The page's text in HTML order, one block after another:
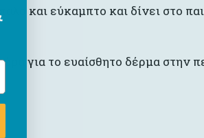
και εύκαμπτο και δίνει στο
για το ευαίσθητο δέρμα στην